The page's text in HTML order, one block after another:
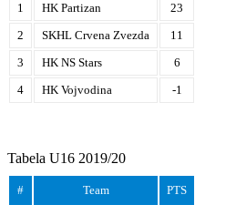
1 HK Partizan
23
2
SKHL Crvena Zvezda
11
3
HK NS Stars
6
4
HK Vojvodina -1
Tabela U16 2019/20
# Team PTS